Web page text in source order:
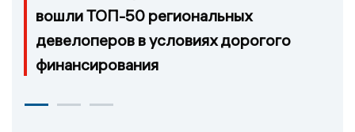
вошли ТОП-50 региональных
девелоперов в условиях дорогого
финансирования